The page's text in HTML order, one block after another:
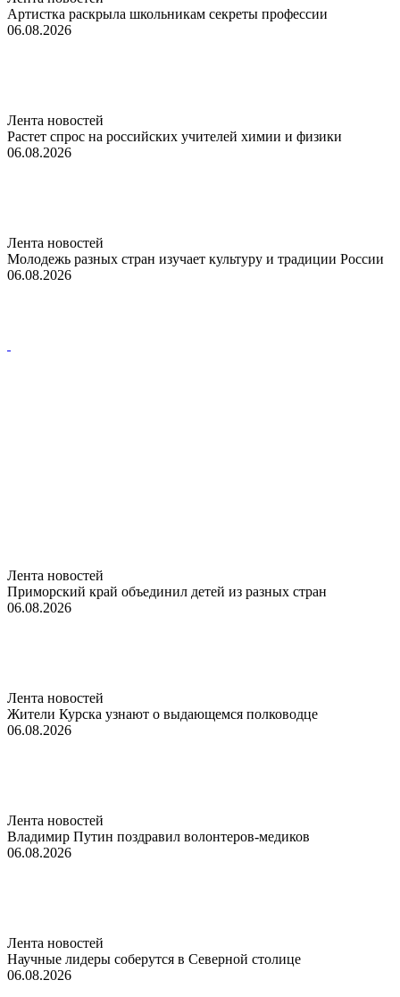
Артистка раскрыла школьникам секреты профессии
06.08.2026
Лента новостей
Растет спрос на российских учителей химии и физики
06.08.2026
Лента новостей
Молодежь разных стран изучает культуру и традиции России
06.08.2026
Лента новостей
Приморский край объединил детей из разных стран
06.08.2026
Лента новостей
Жители Курска узнают о выдающемся полководце
06.08.2026
Лента новостей
Владимир Путин поздравил волонтеров-медиков
06.08.2026
Лента новостей
Научные лидеры соберутся в Северной столице
06.08.2026